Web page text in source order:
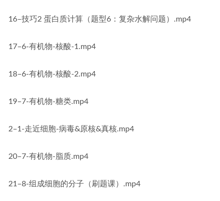
16–技巧2 蛋白质计算（题型6：复杂水解问题）.mp4
17–6-有机物-核酸-1.mp4
18–6-有机物-核酸-2.mp4
19–7-有机物-糖类.mp4
2–1-走近细胞-病毒&原核&真核.mp4
20–7-有机物-脂质.mp4
21–8-组成细胞的分子（刷题课）.mp4